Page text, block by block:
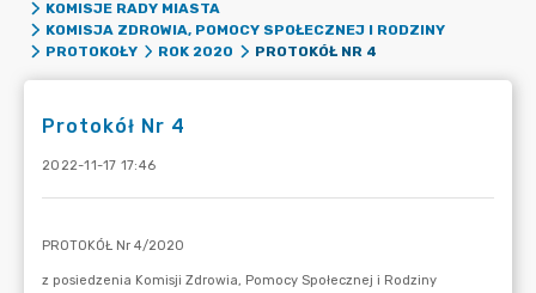
KOMISJE RADY MIASTA
KOMISJA ZDROWIA, POMOCY SPOŁECZNEJ I RODZINY
PROTOKOŁY
ROK 2020 PROTOKÓŁ NR 4
Protokół Nr 4
2022-11-17 17:46